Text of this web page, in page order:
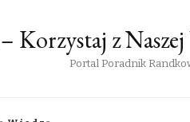
Korzystaj z
Portal Poradnik